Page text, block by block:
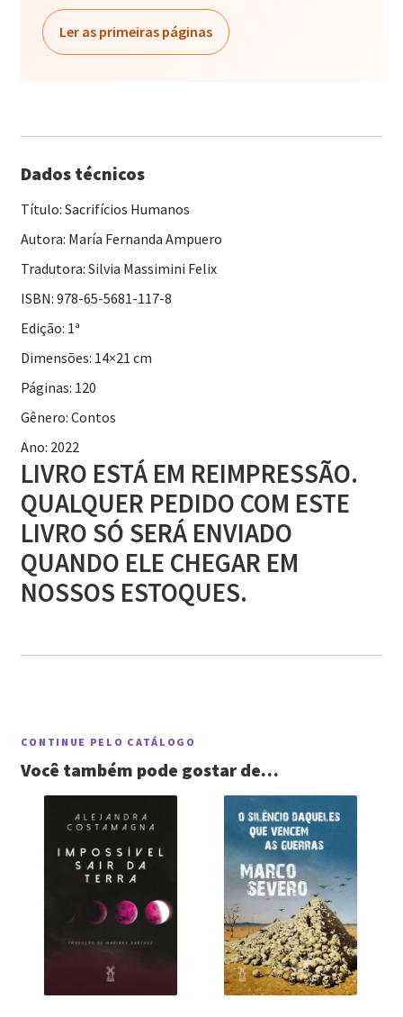
Ler as primeiras páginas
Dados técnicos
Título: Sacrifícios Humanos
Autora: María Fernanda Ampuero
Tradutora: Silvia Massimini Felix
ISBN: 978-65-5681-117-8
Edição: 1ª
Dimensões: 14×21 cm
Páginas: 120
Gênero: Contos
Ano: 2022
LIVRO ESTÁ EM REIMPRESSÃO.
QUALQUER PEDIDO COM ESTE
LIVRO SÓ SERÁ ENVIADO
QUANDO ELE CHEGAR EM
NOSSOS ESTOQUES.
CONTINUE PELO CATÁLOGO
Você também pode gostar de…